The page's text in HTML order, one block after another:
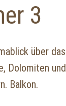
3
über das
Dolomiten und
Balkon.